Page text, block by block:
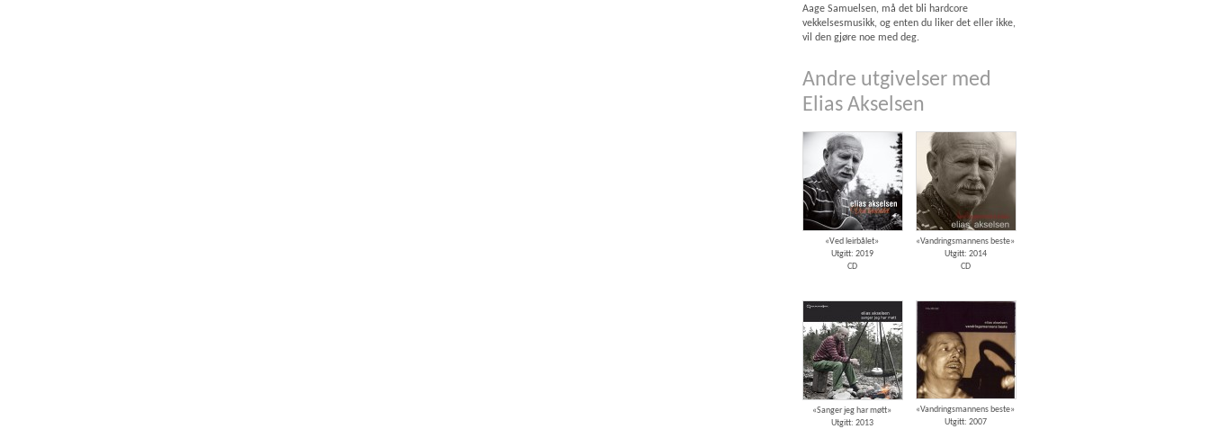
Aage Samuelsen, må det bli hardcore
vekkelsesmusikk, og enten du liker det eller ikke,
vil den gjøre noe med deg.
Andre utgivelser med
Elias Akselsen
«Ved leirbålet»
Utgitt: 2019
CD
«Vandringsmannens beste»
Utgitt: 2014
CD
«Sanger jeg har møtt»
Utgitt: 2013
«Vandringsmannens beste»
Utgitt: 2007